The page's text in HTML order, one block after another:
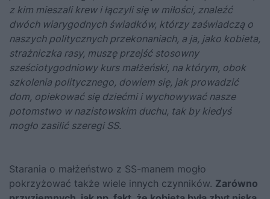
z kim mieszali krew i łączyli się w miłości, znaleźć
dwóch wiarygodnych świadków, którzy zaświadczą o
naszych politycznych przekonaniach, a ja, jako kobieta,
strażniczka rasy, muszę przejść stosowny
sześciotygodniowy kurs małżeński, na którym, obok
szkolenia politycznego, dowiem się, jak prowadzić
dom, opiekować się dziećmi i wychowywać nasze
potomstwo w nazistowskim duchu, tak by kiedyś
mogło zasilić szeregi SS.
Starania o małżeństwo z SS-manem mogło
pokrzyżować także wiele innych czynników. Zarówno